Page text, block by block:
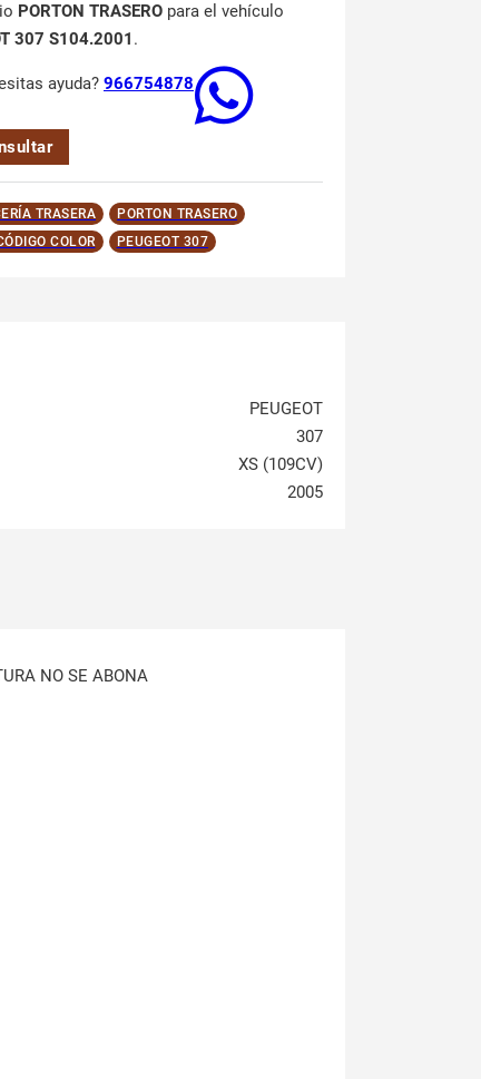
PORTON TRASERO para el vehículo
307 S104.2001 .
ayuda? 966754878
TRASERA
PORTON TRASERO
COLOR
PEUGEOT 307
PEUGEOT
307
XS (109CV)
2005
NO SE ABONA